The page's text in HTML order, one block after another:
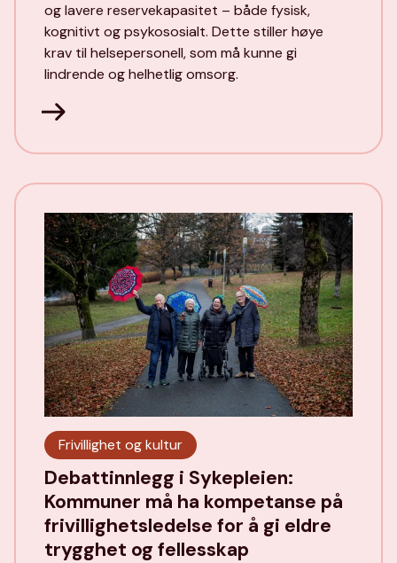
og lavere reservekapasitet – både fysisk,
kognitivt og psykososialt. Dette stiller høye
krav til helsepersonell, som må kunne gi
lindrende og helhetlig omsorg.
Frivillighet og kultur
Debattinnlegg i Sykepleien:
Kommuner må ha kompetanse på
frivillighetsledelse for å gi eldre
trygghet og fellesskap